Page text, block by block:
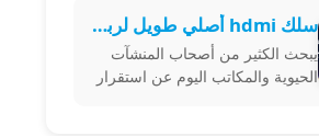
أجهزة الخوادم والموزعات من خلال
اقتناء كبينه شبكات متينة تضمن
ترتيب الكابلات
سلك hdmi أصلي طويل لربط الشاشات والكمبيوترات بكفاءة عالية
يبحث الكثير من أصحاب المنشآت
الحيوية والمكاتب اليوم عن استقرار